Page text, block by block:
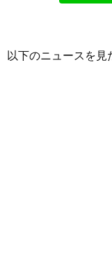
以下のニュースを見